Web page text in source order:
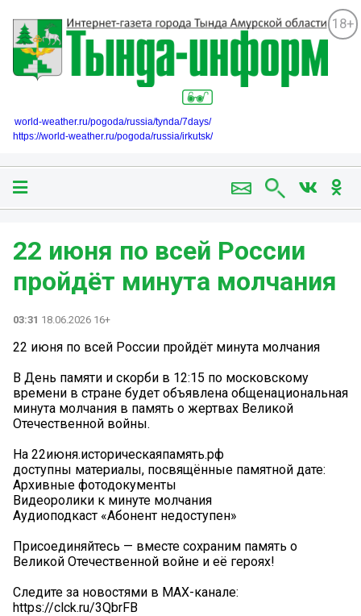
18+
world-weather.ru/pogoda/russia/tynda/7days/
https://world-weather.ru/pogoda/russia/irkutsk/
22 июня по всей России
пройдёт минута молчания
03:31 18.06.2026 16+
22 июня по всей России пройдёт минута молчания
В День памяти и скорби в 12:15 по московскому
времени в стране будет объявлена общенациональная
минута молчания в память о жертвах Великой
Отечественной войны.
На 22июня.историческаяпамять.рф
доступны материалы, посвящённые памятной дате:
Архивные фотодокументы
Видеоролики к минуте молчания
Аудиоподкаст «Абонент недоступен»
Присоединяйтесь — вместе сохраним память о
Великой Отечественной войне и её героях!
Следите за новостями в MAX-канале:
https://clck.ru/3QbrFB